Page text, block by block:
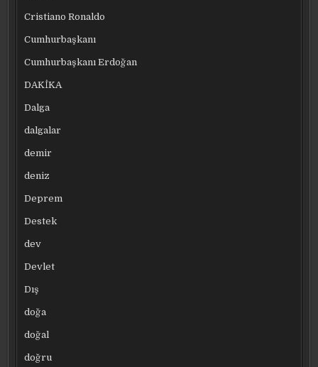
Cristiano Ronaldo
Cumhurbaşkanı
Cumhurbaşkanı Erdoğan
DAKİKA
Dalga
dalgalar
demir
deniz
Deprem
Destek
dev
Devlet
Dış
doğa
doğal
doğru